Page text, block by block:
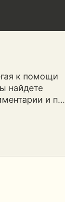
к помощи
найдете
и п…